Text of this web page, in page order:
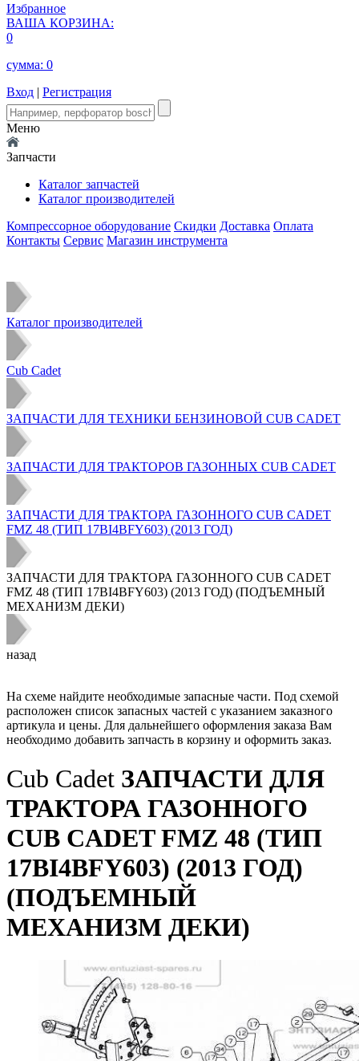
Избранное
ВАША КОРЗИНА:
0
сумма: 0
Вход | Регистрация
Меню
Запчасти
Каталог запчастей
Каталог производителей
Компрессорное оборудование Скидки Доставка Оплата
Контакты Сервис Магазин инструмента
Каталог производителей
Cub Cadet
ЗАПЧАСТИ ДЛЯ ТЕХНИКИ БЕНЗИНОВОЙ CUB CADET
ЗАПЧАСТИ ДЛЯ ТРАКТОРОВ ГАЗОННЫХ CUB CADET
ЗАПЧАСТИ ДЛЯ ТРАКТОРА ГАЗОННОГО CUB CADET
FMZ 48 (ТИП 17BI4BFY603) (2013 ГОД)
ЗАПЧАСТИ ДЛЯ ТРАКТОРА ГАЗОННОГО CUB CADET
FMZ 48 (ТИП 17BI4BFY603) (2013 ГОД) (ПОДЪЕМНЫЙ
МЕХАНИЗМ ДЕКИ)
назад
На схеме найдите необходимые запасные части. Под схемой
расположен список запасных частей с указанием заказного
артикула и цены. Для дальнейшего оформления заказа Вам
необходимо добавить запчасть в корзину и оформить заказ.
Cub Cadet ЗАПЧАСТИ ДЛЯ
ТРАКТОРА ГАЗОННОГО
CUB CADET FMZ 48 (ТИП
17BI4BFY603) (2013 ГОД)
(ПОДЪЕМНЫЙ
МЕХАНИЗМ ДЕКИ)